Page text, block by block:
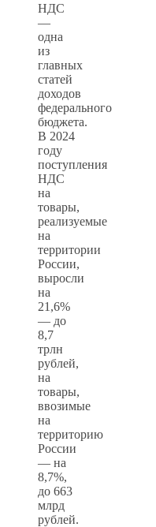
НДС
—
одна
из
главных
статей
доходов
федерального
бюджета.
В 2024
году
поступления
НДС
на
товары,
реализуемые
на
территории
России,
выросли
на
21,6%
— до
8,7
трлн
рублей,
на
товары,
ввозимые
на
территорию
России
— на
8,7%,
до 663
млрд
рублей.